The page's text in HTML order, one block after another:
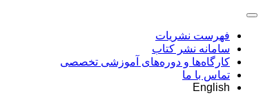
فهرست نشریات
سامانه نشر کتاب
کارگاه‌ها و دوره‌های آموزشی تخصصی
تماس با ما
English